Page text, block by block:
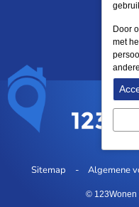
Sitemap Algemene
© 123Wonen
Door
met